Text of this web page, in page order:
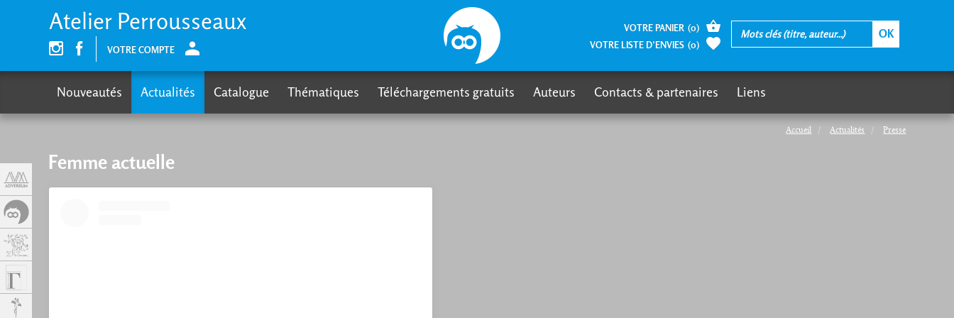
Accueil Actualités Presse
Femme actuelle
Atelier Perrousseaux
VOTRE COMPTE
VOTRE PANIER (0)
VOTRE LISTE D’ENVIES (0)
Nouveautés Actualités Catalogue Thématiques Téléchargements gratuits Auteurs Contacts & partenaires Liens
Panneau de gestion des cookies